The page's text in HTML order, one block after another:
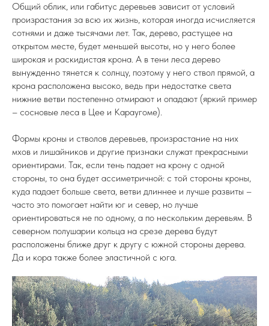
Общий облик, или габитус деревьев зависит от условий
произрастания за всю их жизнь, которая иногда исчисляется
сотнями и даже тысячами лет. Так, дерево, растущее на
открытом месте, будет меньшей высоты, но у него более
широкая и раскидистая крона. А в тени леса дерево
вынужденно тянется к солнцу, поэтому у него ствол прямой, а
крона расположена высоко, ведь при недостатке света
нижние ветви постепенно отмирают и опадают (яркий пример
– сосновые леса в Цее и Караугоме).
Формы кроны и стволов деревьев, произрастание на них
мхов и лишайников и другие признаки служат прекрасными
ориентирами. Так, если тень падает на крону с одной
стороны, то она будет ассиметричной: с той стороны кроны,
куда падает больше света, ветви длиннее и лучше развиты –
часто это помогает найти юг и север, но лучше
ориентироваться не по одному, а по нескольким деревьям. В
северном полушарии кольца на срезе дерева будут
расположены ближе друг к другу с южной стороны дерева.
Да и кора также более эластичной с юга.